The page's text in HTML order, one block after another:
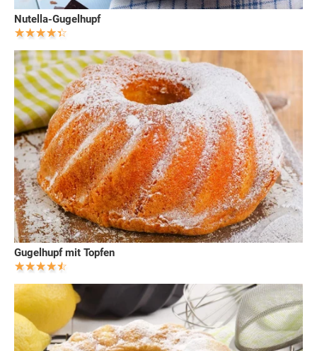
Nutella-Gugelhupf
Gugelhupf mit Topfen